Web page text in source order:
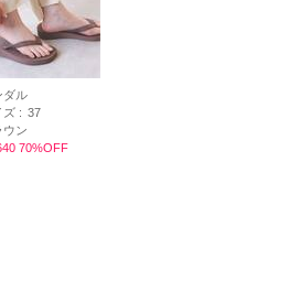
ダル
ズ : 37
ウン
70%OFF